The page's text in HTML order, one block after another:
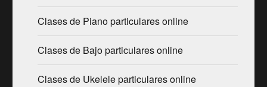
Clases de Piano particulares online
Clases de Bajo particulares online
Clases de Ukelele particulares online